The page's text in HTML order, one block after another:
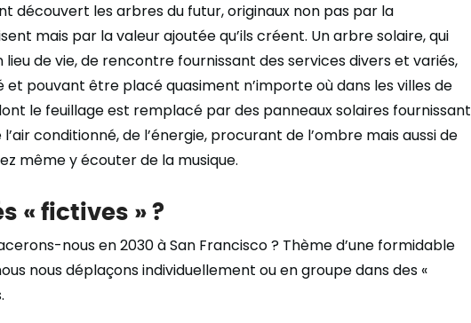
découvert les arbres du futur, originaux non pas par la
mais par la valeur ajoutée qu’ils créent. Un arbre solaire, qui
de vie, de rencontre fournissant des services divers et variés,
pouvant être placé quasiment n’importe où dans les villes de
le feuillage est remplacé par des panneaux solaires fournissant
conditionné, de l’énergie, procurant de l’ombre mais aussi de
même y écouter de la musique.
« fictives » ?
nous en 2030 à San Francisco ? Thème d’une formidable
nous déplaçons individuellement ou en groupe dans des «